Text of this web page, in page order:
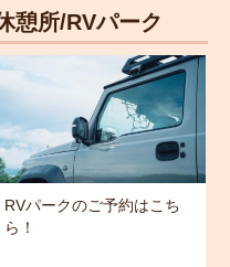
憩所/RVパーク
RVパークのご予約はこち
ら！